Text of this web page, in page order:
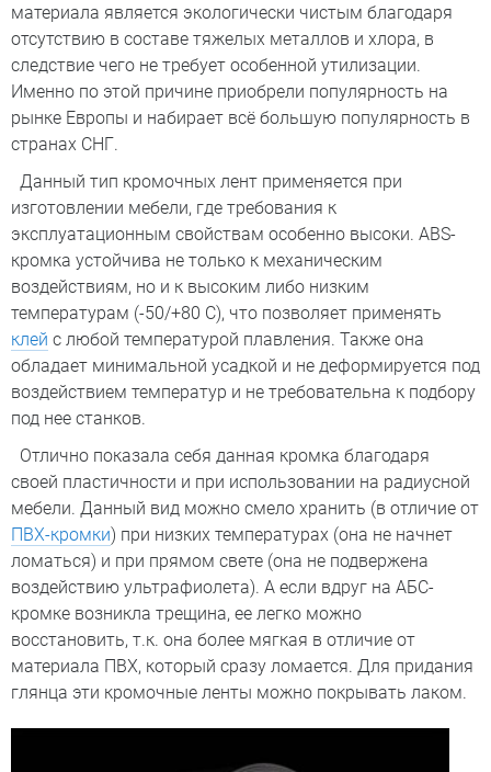
материала является экологически чистым благодаря
отсутствию в составе тяжелых металлов и хлора, в
следствие чего не требует особенной утилизации.
Именно по этой причине приобрели популярность на
рынке Европы и набирает всё большую популярность в
странах СНГ.
Данный тип кромочных лент применяется при
изготовлении мебели, где требования к
эксплуатационным свойствам особенно высоки. ABS-
кромка устойчива не только к механическим
воздействиям, но и к высоким либо низким
температурам (-50/+80 С), что позволяет применять
клей с любой температурой плавления. Также она
обладает минимальной усадкой и не деформируется под
воздействием температур и не требовательна к подбору
под нее станков.
Отлично показала себя данная кромка благодаря
своей пластичности и при использовании на радиусной
мебели. Данный вид можно смело хранить (в отличие от
ПВХ-кромки) при низких температурах (она не начнет
ломаться) и при прямом свете (она не подвержена
воздействию ультрафиолета). А если вдруг на АБС-
кромке возникла трещина, ее легко можно
восстановить, т.к. она более мягкая в отличие от
материала ПВХ, который сразу ломается. Для придания
глянца эти кромочные ленты можно покрывать лаком.